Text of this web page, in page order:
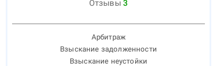
Отзывы 3
Арбитраж
Взыскание задолженности
Взыскание неустойки